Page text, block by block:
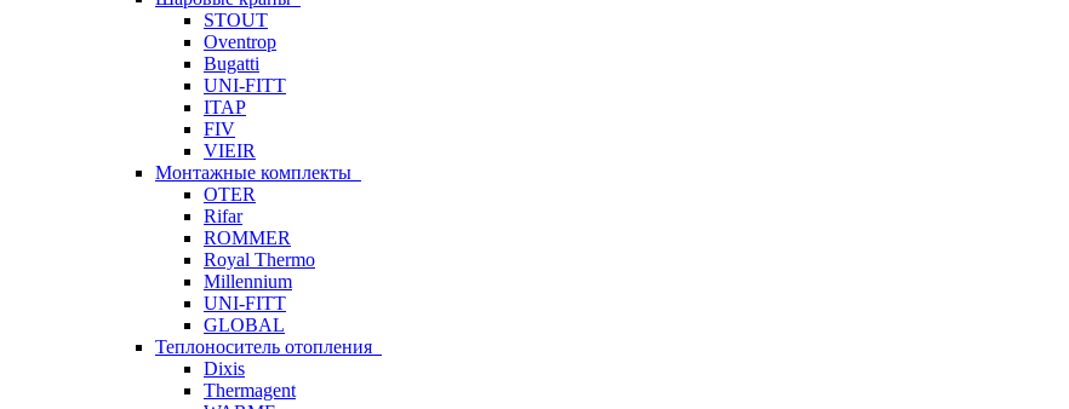
STOUT
Oventrop
Bugatti
UNI-FITT
ITAP
FIV
VIEIR
Монтажные комплекты
OTER
Rifar
ROMMER
Royal Thermo
Millennium
UNI-FITT
GLOBAL
Теплоноситель отопления
Dixis
Thermagent